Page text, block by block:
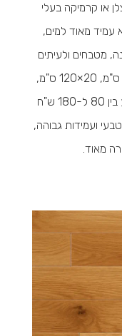
או קרמיקה בעלי
מאוד למים,
מטבחים ולעיתים
גם למקלחות. גדלים נפוצים הם 15×60 ס"מ, 20×120 ס"מ,
23×120 ס"מ ו-30×120 ס"מ. מחירו נע בין 80 ל-180 ש"ח
ועמידות גבוהה,
מאוד.